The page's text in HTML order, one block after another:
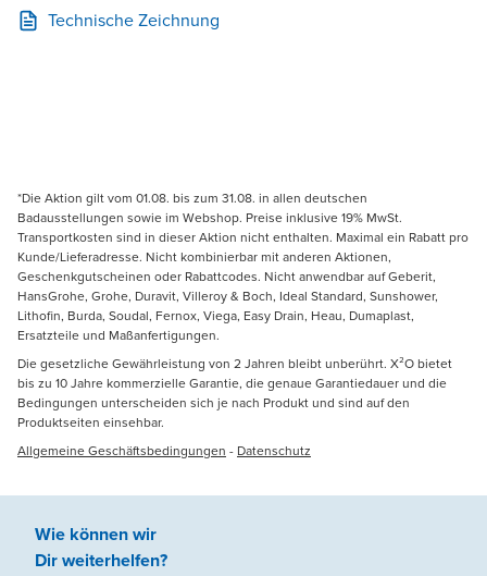
Technische Zeichnung
*Die Aktion gilt vom 01.08. bis zum 31.08. in allen deutschen
Badausstellungen sowie im Webshop. Preise inklusive 19% MwSt.
Transportkosten sind in dieser Aktion nicht enthalten. Maximal ein Rabatt pro
Kunde/Lieferadresse. Nicht kombinierbar mit anderen Aktionen,
Geschenkgutscheinen oder Rabattcodes. Nicht anwendbar auf Geberit,
HansGrohe, Grohe, Duravit, Villeroy & Boch, Ideal Standard, Sunshower,
Lithofin, Burda, Soudal, Fernox, Viega, Easy Drain, Heau, Dumaplast,
Ersatzteile und Maßanfertigungen.
Die gesetzliche Gewährleistung von 2 Jahren bleibt unberührt. X²O bietet
bis zu 10 Jahre kommerzielle Garantie, die genaue Garantiedauer und die
Bedingungen unterscheiden sich je nach Produkt und sind auf den
Produktseiten einsehbar.
Allgemeine Geschäftsbedingungen - Datenschutz
Wie können wir
Dir weiterhelfen?